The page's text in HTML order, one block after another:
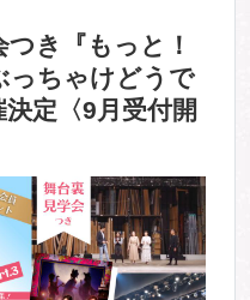
つき『もっと！
っちゃけどうで
定〈9月受付開